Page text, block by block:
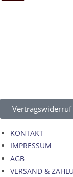
Vertragswiderruf
KONTAKT
IMPRESSUM
AGB
VERSAND &